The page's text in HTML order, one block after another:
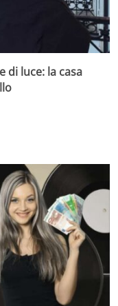
di luce: la casa